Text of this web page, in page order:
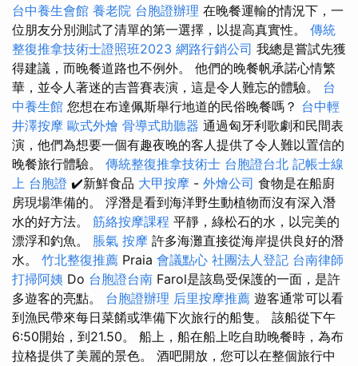
台中養生會館 養老院 台胞證辦理 在晚餐運輸的情況下，一
位朋友分別測試了清單的第一選擇，以提高真實性。 傳統
整復推拿技術士證照班2023 網路行銷公司 我總是嘗試先獲
得建議，而晚餐道路也不例外。 他們的晚餐帆承諾心情繁
華，並令人著迷的吉普賽表演，這是令人難忘的體驗。 台
中養生館 您想在布達佩斯舉行地道的民俗晚餐嗎？ 台中輕
井澤按摩 歐式外燴 骨導式助聽器 通過匈牙利歌劇和民間表
演，他們為想要一個有趣夜晚的客人提供了令人難以置信的
晚餐旅行體驗。 傳統整復推拿技術士 台胞證台北 記帳士線
上 台胞證 ✔️新鮮食品 大甲按摩 - 外燴公司 食物是在船廚
房現場準備的。 浮潛是看到海洋野生動植物而沒有深入潛
水的好方法。 筋絡按摩課程 平靜，綠松石的水，以完美的
漂浮和釣魚。 脹氣 按摩 許多海灘直接從海岸提供良好的潛
水。 竹北整復推薦 Praia 會議點心 社團法人登記 台南律師
打掃阿姨 Do 台胞證台南 Farol是該島受保護的一面，是許
多遊客的亮點。 台胞證辦理 后里按摩推薦 遊客通常可以看
到漁民帶來每日菜餚或準備下次旅行的船隻。 該船從下午
6:50開始，到21.50。 船上，船在船上吃自助晚餐時，為布
拉格提供了美麗的景色。 酒吧開放，您可以在整個旅行中